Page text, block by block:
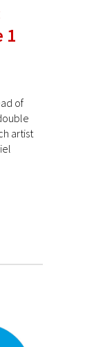
1
of
artist